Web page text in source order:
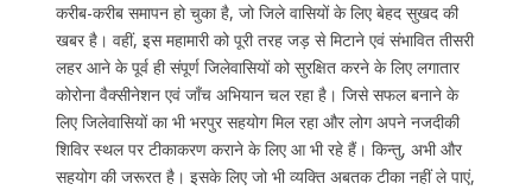
करीब-करीब समापन हो चुका है, जो जिले वासियों के लिए बेहद सुखद की
खबर है। वहीं, इस महामारी को पूरी तरह जड़ से मिटाने एवं संभावित तीसरी
लहर आने के पूर्व ही संपूर्ण जिलेवासियों को सुरक्षित करने के लिए लगातार
कोरोना वैक्सीनेशन एवं जाँच अभियान चल रहा है। जिसे सफल बनाने के
लिए जिलेवासियों का भी भरपुर सहयोग मिल रहा और लोग अपने नजदीकी
शिविर स्थल पर टीकाकरण कराने के लिए आ भी रहे हैं। किन्तु, अभी और
सहयोग की जरूरत है। इसके लिए जो भी व्यक्ति अबतक टीका नहीं ले पाएं,